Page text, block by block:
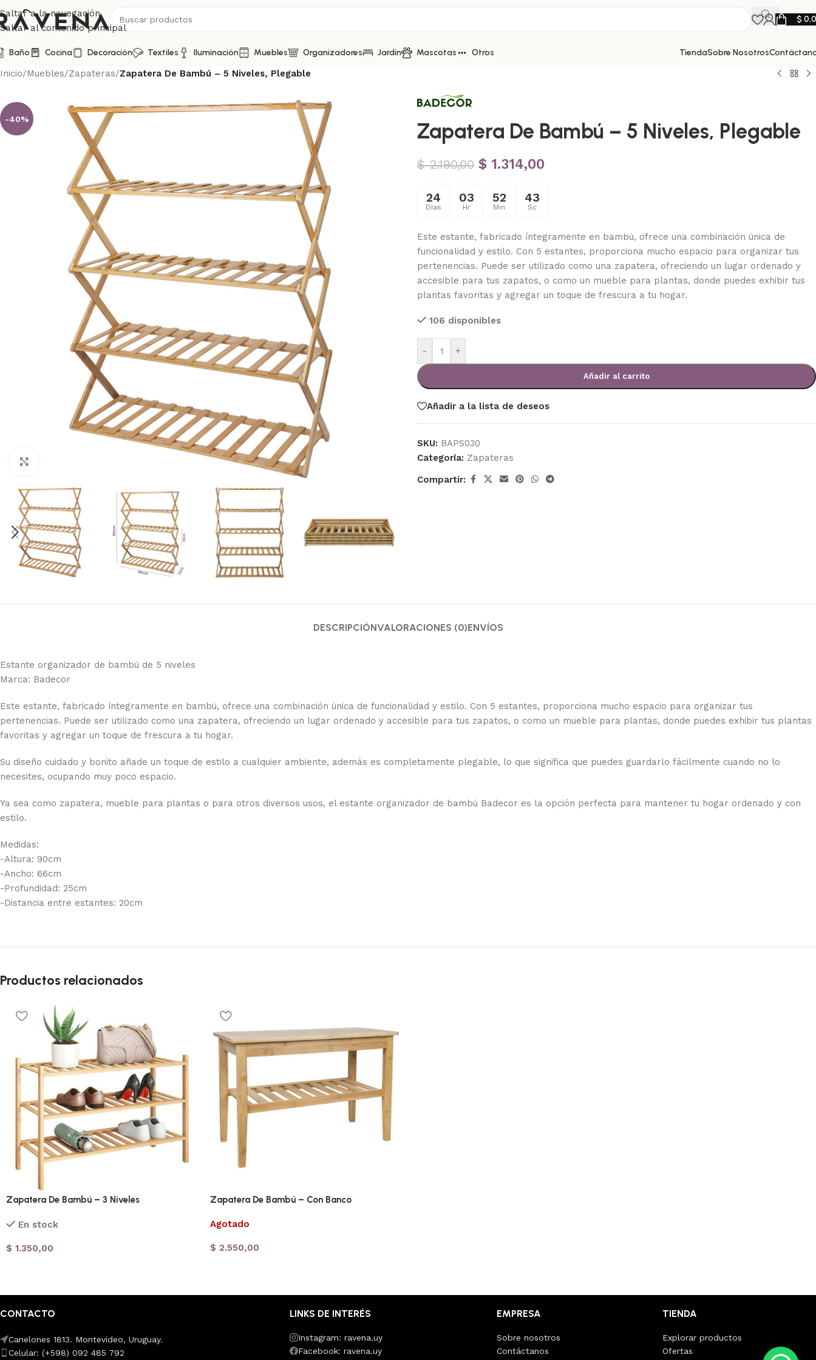
Saltar a la navegación
Saltar al contenido principal
$
Baño Cocina Decoración Textiles Iluminación Muebles Organizadores Jardín Mascotas Otros TiendaSobre Nosotros
Inicio/Muebles/Zapateras/Zapatera De Bambú – 5 Niveles, Plegable
-40%
Zapatera De Bambú – 5 Niveles, Plegable
$2.190,00 $ 1.314,00
24
Días
03
Hr
52
Min
42
Sc
Este estante, fabricado íntegramente en bambú, ofrece una combinación única de
funcionalidad y estilo. Con 5 estantes, proporciona mucho espacio para organizar tus
pertenencias. Puede ser utilizado como una zapatera, ofreciendo un lugar ordenado y
accesible para tus zapatos, o como un mueble para plantas, donde puedes exhibir tus
plantas favoritas y agregar un toque de frescura a tu hogar.
106 disponibles
- +
Añadir al carrito
Añadir a la lista de deseos
SKU: BAPS030
Categoría: Zapateras
Compartir:
DESCRIPCIÓNVALORACIONES (0)ENVÍOS
Estante organizador de bambú de 5 niveles
Marca: Badecor
Este estante, fabricado íntegramente en bambú, ofrece una combinación única de funcionalidad y estilo. Con 5 estantes, proporciona mucho espacio para organizar tus
pertenencias. Puede ser utilizado como una zapatera, ofreciendo un lugar ordenado y accesible para tus zapatos, o como un mueble para plantas, donde puedes exhibir tus plantas
favoritas y agregar un toque de frescura a tu hogar.
Su diseño cuidado y bonito añade un toque de estilo a cualquier ambiente, además es completamente plegable, lo que significa que puedes guardarlo fácilmente cuando no lo
necesites, ocupando muy poco espacio.
Ya sea como zapatera, mueble para plantas o para otros diversos usos, el estante organizador de bambú Badecor es la opción perfecta para mantener tu hogar ordenado y con
estilo.
Medidas:
-Altura: 90cm
-Ancho: 66cm
-Profundidad: 25cm
-Distancia entre estantes: 20cm
Productos relacionados
Zapatera De Bambú – 3 Niveles
En stock
$ 1.350,00
Zapatera De Bambú – Con Banco
Agotado
$ 2.550,00
CONTACTO
Canelones 1813. Montevideo, Uruguay.
Celular: (+598) 092 485 792
LINKS DE INTERÉS
Instagram: ravena.uy
Facebook: ravena.uy
EMPRESA
Sobre nosotros
Contáctanos
TIENDA
Explorar productos
Ofertas